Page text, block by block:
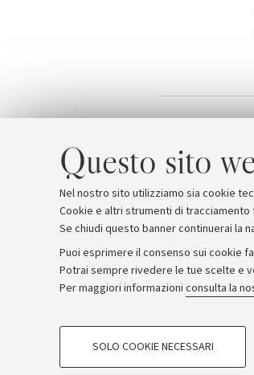
Questo sito
Nel nostro sito utilizziamo sia cookie
Cookie e altri strumenti di
Se chiudi questo banner continuerai la
Puoi esprimere il consenso sui cookie
Potrai sempre rivedere le tue scelte e
Per maggiori informazioni consulta la
COOKIE DI PROFILAZIONE -
SOLO COOKIE NECESSARI
Allegati
Archivio Comunicati stampa
© Copyright